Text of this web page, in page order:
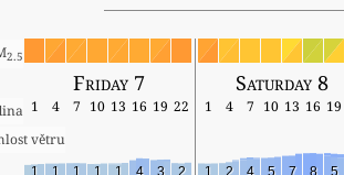
2.5
Friday 7 Saturday 8
1 4 7 10 13 16 19 22 1 4 7 10 13 16 19
větru